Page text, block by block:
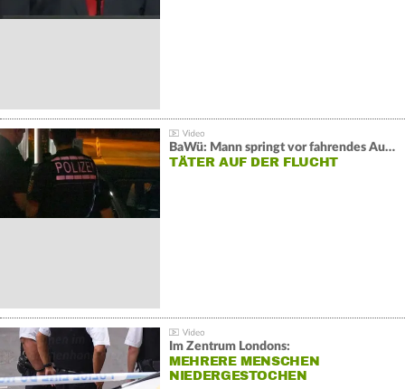
BaWü: Mann springt vor fahrendes Auto und schießt
TÄTER AUF DER FLUCHT
Im Zentrum Londons:
MEHRERE MENSCHEN
NIEDERGESTOCHEN